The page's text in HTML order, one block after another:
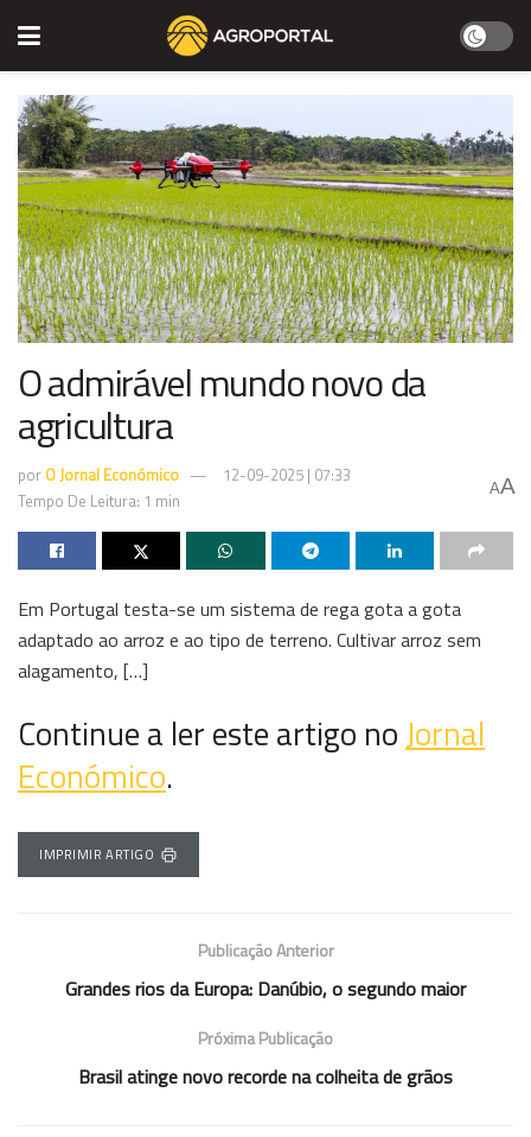
O admirável mundo novo da
agricultura
por O Jornal Económico
12-09-2025 | 07:33
Tempo De Leitura: 1 min
AA
Em Portugal testa-se um sistema de rega gota a gota
adaptado ao arroz e ao tipo de terreno. Cultivar arroz sem
alagamento, […]
Continue a ler este artigo noJornal
Económico.
IMPRIMIR ARTIGO
Publicação Anterior
Grandes rios da Europa: Danúbio, o segundo maior
Próxima Publicação
Brasil atinge novo recorde na colheita de grãos